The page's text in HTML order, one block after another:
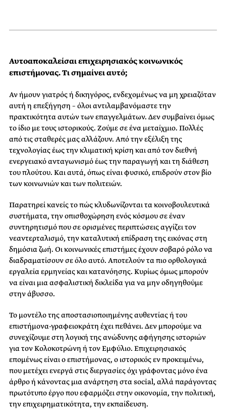
Αυτοαποκαλείσαι επιχειρησιακός κοινωνικός
επιστήμονας. Τι σημαίνει αυτό;
Αν ήμουν γιατρός ή δικηγόρος, ενδεχομένως να μη χρειαζόταν
αυτή η επεξήγηση – όλοι αντιλαμβανόμαστε την
πρακτικότητα αυτών των επαγγελμάτων. Δεν συμβαίνει όμως
το ίδιο με τους ιστορικούς. Ζούμε σε ένα μεταίχμιο. Πολλές
από τις σταθερές μας αλλάζουν. Από την εξέλιξη της
τεχνολογίας έως την κλιματική κρίση και από τον διεθνή
ενεργειακό ανταγωνισμό έως την παραγωγή και τη διάθεση
του πλούτου. Και αυτά, όπως είναι φυσικό, επιδρούν στον βίο
των κοινωνιών και των πολιτειών.
Παρατηρεί κανείς το πώς κλυδωνίζονται τα κοινοβουλευτικά
συστήματα, την οπισθοχώρηση ενός κόσμου σε έναν
συντηρητισμό που σε ορισμένες περιπτώσεις αγγίζει τον
νεαντερταλισμό, την καταλυτική επίδραση της εικόνας στη
δημόσια ζωή. Οι κοινωνικές επιστήμες έχουν σοβαρό ρόλο να
διαδραματίσουν σε όλο αυτό. Αποτελούν τα πιο ορθολογικά
εργαλεία ερμηνείας και κατανόησης. Κυρίως όμως μπορούν
να είναι μια ασφαλιστική δικλείδα για να μην οδηγηθούμε
στην άβυσσο.
Το μοντέλο της αποστασιοποιημένης αυθεντίας ή του
επιστήμονα-γραφειοκράτη έχει πεθάνει. Δεν μπορούμε να
συνεχίζουμε στη λογική της ανώδυνης αφήγησης ιστοριών
για τον Κολοκοτρώνη ή τον Εμφύλιο. Επιχειρησιακός
επομένως είναι ο επιστήμονας, ο ιστορικός εν προκειμένω,
που μετέχει ενεργά στις διεργασίες όχι γράφοντας μόνο ένα
άρθρο ή κάνοντας μια ανάρτηση στα social, αλλά παράγοντας
πρωτότυπο έργο που εφαρμόζει στην οικονομία, την πολιτική,
την επιχειρηματικότητα, την εκπαίδευση.